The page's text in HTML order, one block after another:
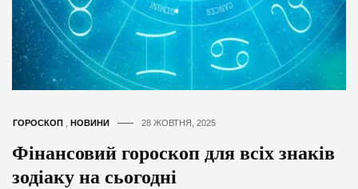
ГОРОСКОП НОВИНИ 28 ЖОВТНЯ, 2025
Фінансовий гороскоп для всіх знаків
зодіаку на сьогодні